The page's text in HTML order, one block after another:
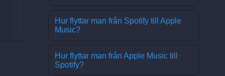
Hur flyttar man från Spotify till Apple
Music?
Hur flyttar man från Apple Music till
Spotify?